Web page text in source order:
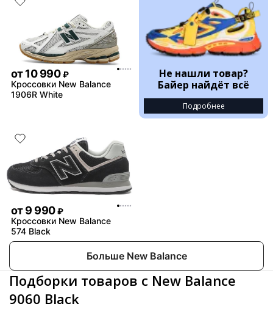
от10 990 ₽
Кроссовки New Balance
1906R White
Не нашли товар?
Байер найдёт всё
Подробнее
от9 990 ₽
Кроссовки New Balance
574 Black
Больше New Balance
Подборки товаров с New Balance
9060 Black